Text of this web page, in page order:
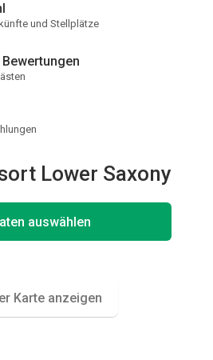
und Stellplätze
Lower Saxony
auswählen
Karte anzeigen